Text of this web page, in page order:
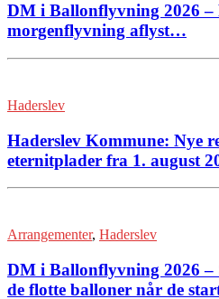
DM i Ballonflyvning 2026 –
morgenflyvning aflyst…
Haderslev
Haderslev Kommune: Nye
eternitplader fra 1. august
Arrangementer, Haderslev
DM i Ballonflyvning 2026 –
de flotte balloner når de